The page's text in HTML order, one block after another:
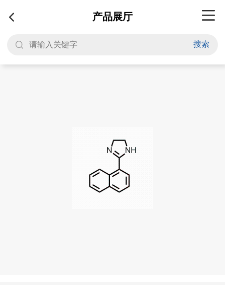
产品展厅
搜索